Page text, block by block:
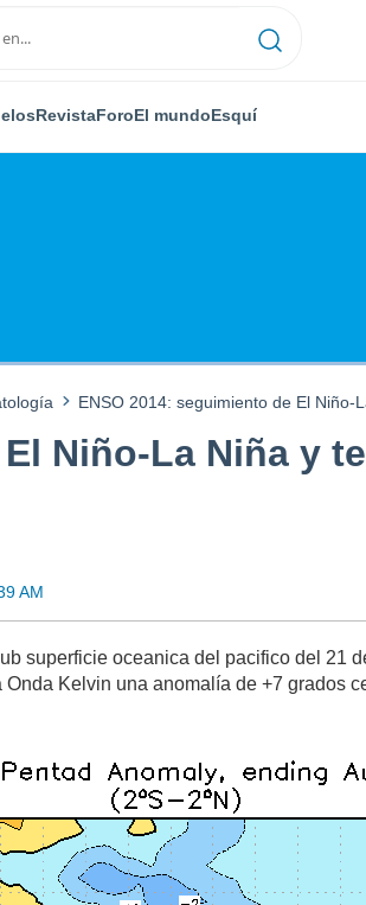
RevistaForoEl mundoEsquí
ENSO 2014: seguimiento de El Niño-
Niño-La Niña y
AM
superficie oceanica del pacifico del 21
Onda Kelvin una anomalía de +7 grados